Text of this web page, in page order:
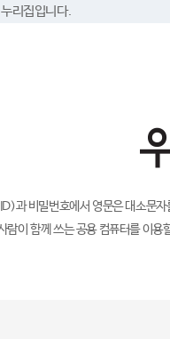
리집입니다.
과 비밀번호에서 영문은 대소문
람이 함께 쓰는 공용 컴퓨터를 이